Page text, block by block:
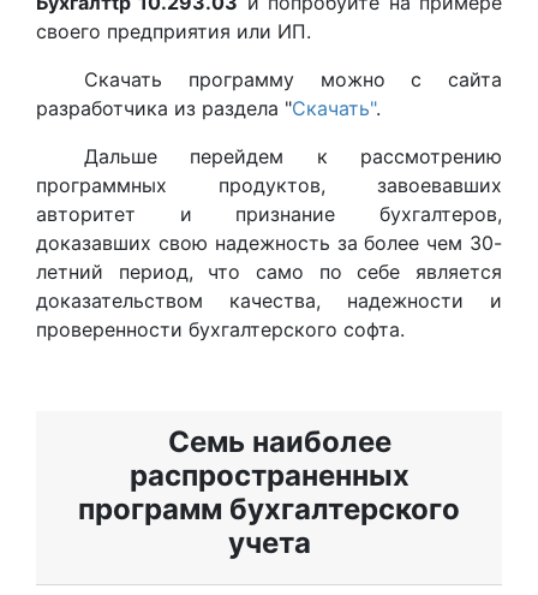
своего предприятия или ИП.
Скачать программу можно с сайта
разработчика из раздела "Скачать".
Дальше перейдем к рассмотрению
программных продуктов, завоевавших
авторитет и признание бухгалтеров,
доказавших свою надежность за более чем 30-
летний период, что само по себе является
доказательством качества, надежности и
проверенности бухгалтерского софта.
Семь наиболее
распространенных
программ бухгалтерского
учета